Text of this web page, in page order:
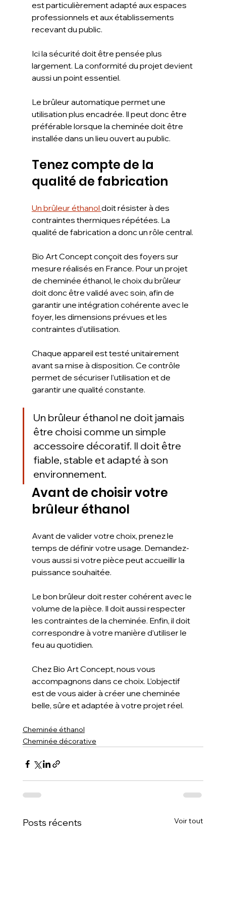
est particulièrement adapté aux espaces
professionnels et aux établissements
recevant du public.
Ici la sécurité doit être pensée plus
largement. La conformité du projet devient
aussi un point essentiel.
Le brûleur automatique permet une
utilisation plus encadrée. Il peut donc être
préférable lorsque la cheminée doit être
installée dans un lieu ouvert au public.
Tenez compte de la
qualité de fabrication
Un brûleur éthanol doit résister à des
contraintes thermiques répétées. La
qualité de fabrication a donc un rôle central.
Bio Art Concept conçoit des foyers sur
mesure réalisés en France. Pour un projet
de cheminée éthanol, le choix du brûleur
doit donc être validé avec soin, afin de
garantir une intégration cohérente avec le
foyer, les dimensions prévues et les
contraintes d’utilisation.
Chaque appareil est testé unitairement
avant sa mise à disposition. Ce contrôle
permet de sécuriser l’utilisation et de
garantir une qualité constante.
Un brûleur éthanol ne doit jamais
être choisi comme un simple
accessoire décoratif. Il doit être
fiable, stable et adapté à son
environnement.
Avant de choisir votre
brûleur éthanol
Avant de valider votre choix, prenez le
temps de définir votre usage. Demandez-
vous aussi si votre pièce peut accueillir la
puissance souhaitée.
Le bon brûleur doit rester cohérent avec le
volume de la pièce. Il doit aussi respecter
les contraintes de la cheminée. Enfin, il doit
correspondre à votre manière d’utiliser le
feu au quotidien.
Chez Bio Art Concept, nous vous
accompagnons dans ce choix. L’objectif
est de vous aider à créer une cheminée
belle, sûre et adaptée à votre projet réel.
Cheminée éthanol
Cheminée décorative
Posts récents Voir tout